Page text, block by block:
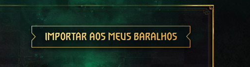
IMPORTAR AOS MEUS BARALHOS